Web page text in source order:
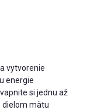
vytvorenie
energie
si jednu až
dielom mätu